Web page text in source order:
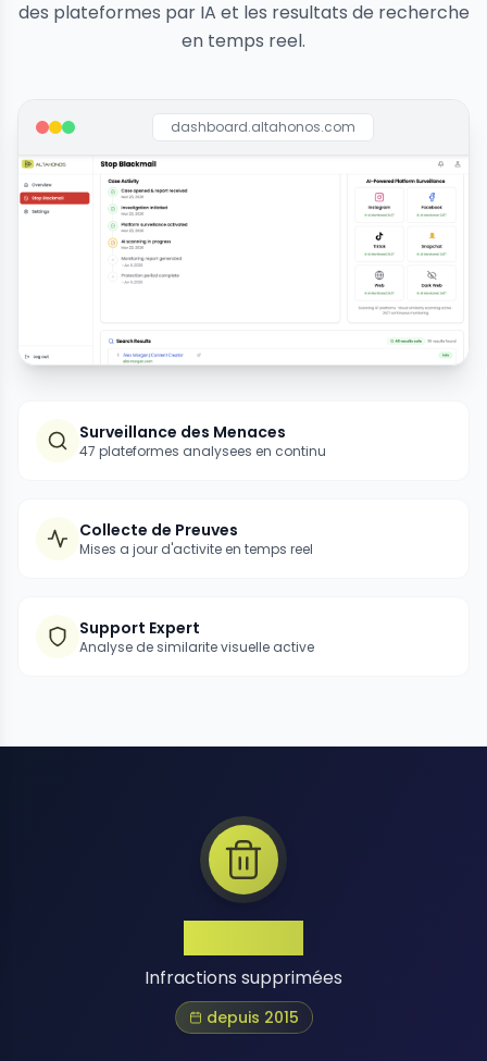
des plateformes par IA et les resultats de recherche
en temps reel.
dashboard.altahonos.com
Surveillance des Menaces
47 plateformes analysees en continu
Collecte de Preuves
Mises a jour d'activite en temps reel
Support Expert
Analyse de similarite visuelle active
Infractions supprimées
depuis 2015